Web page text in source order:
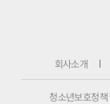
회사소개
청소년보호정책